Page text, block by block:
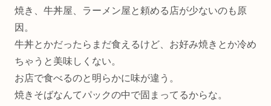
焼き、牛丼屋、ラーメン屋と頼める店が少ないのも原
因。
牛丼とかだったらまだ食えるけど、お好み焼きとか冷め
ちゃうと美味しくない。
お店で食べるのと明らかに味が違う。
焼きそばなんてパックの中で固まってるからな。